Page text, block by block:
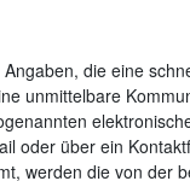
die eine
unmittelbare
oder über ein
werden die von der